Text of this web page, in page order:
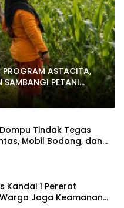
ASTACITA,
SAMBANGI PETANI
GUNA DUKUNG
Tindak Tegas
Mobil Bodong, dan
Pajak
Kandai 1 Pererat
Jaga Keamanan